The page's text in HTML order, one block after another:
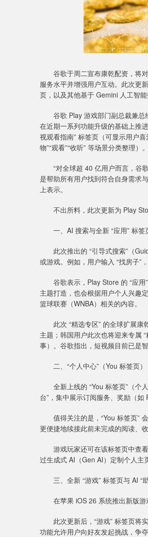
谷歌于周二宣布康乾配资，将对
服务水平并增强用户互动。此次更
页，以及其他基于 Gemini 人工智能
谷歌 Play 游戏部门副总裁兼总
在近期一系列功能升级的基础上推
视观看指南” 标签页（可显示用户
物”“观看”“收听” 等场景分类整理）。
“对全球超 40 亿用户而言，谷歌
是帮助所有用户找到符合自身需求
上表示。
不出所料，此次更新为 Play
一、AI 搜索与全新 “应用” 标签
此次推出的 “引导式搜索”（
或游戏。例如，用户输入 “找房子”
谷歌表示，Play Store 的 “应用
主题打造，也会根据用户个人兴趣
篮球联赛（WNBA）相关的内容。
此次 “精选专区” 的全球扩展康
主题；韩国用户此次也将迎来专属
事）。谷歌指出，短视频目前已是
二、“个人中心”（You 标签页）
全新上线的 “You 标签页”（个
台”，集中展示订阅服务、奖励（如
值得关注的是，“You 标签页”
更便捷地续接此前未完成的阅读、
游戏玩家还可在该标签页中查看
过生成式 AI（Gen AI）定制个人主
三、全新 “游戏” 标签页与 AI “
在苹果 iOS 26 系统推出新版游
此次更新后，“游戏” 标签页将实
功能允许用户向好友发起挑战，争
深证成指